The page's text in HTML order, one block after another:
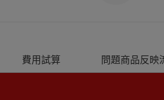
費用試算 問題商品反映